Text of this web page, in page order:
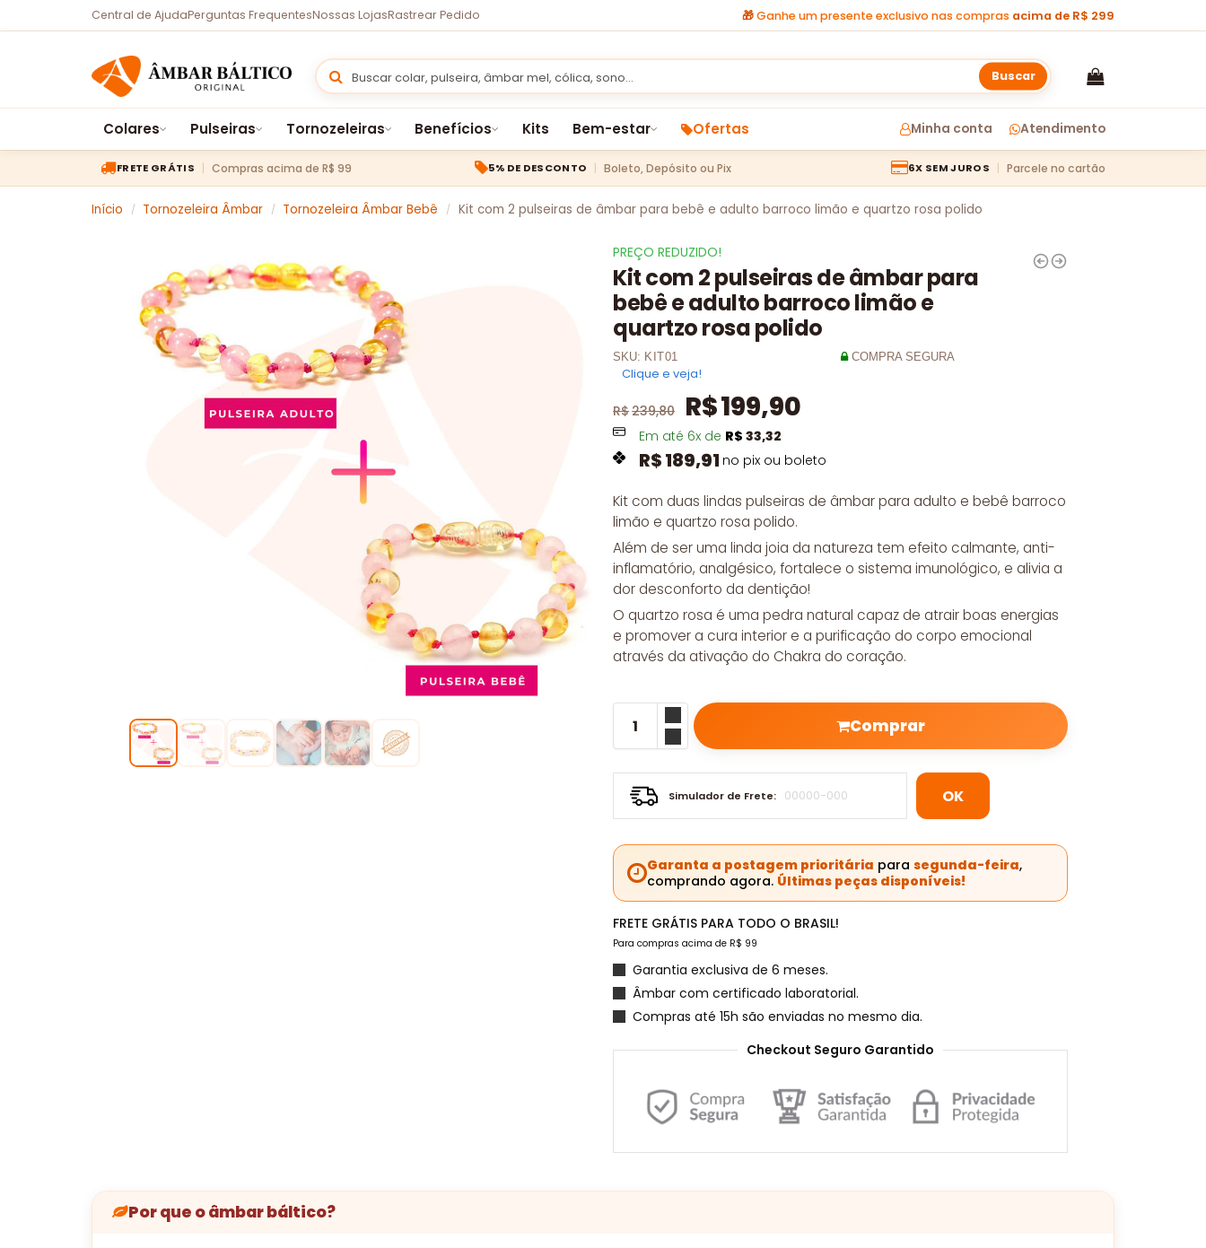
Central de AjudaPerguntas FrequentesNossas LojasRastrear Pedido 🎁Ganhe um presente exclusivo nas compras acima de R$ 299
Buscar
Colares Pulseiras Tornozeleiras Benefícios Kits Bem-estar Ofertas Minha conta Atendimento
FRETE GRÁTIS Compras acima de R$ 99 5% DE DESCONTO Boleto, Depósito ou Pix 6X SEM JUROS Parcele no cartão
Início / Tornozeleira Âmbar / Tornozeleira Âmbar Bebê / Kit com 2 pulseiras de âmbar para bebê e adulto barroco limão e quartzo rosa polido
PREÇO REDUZIDO!
Kit com 2 pulseiras de âmbar para
bebê e adulto barroco limão e
quartzo rosa polido
SKU: KIT01 COMPRA SEGURA
Clique e veja!
R$239,80 R$199,90
Em até 6x de R$ 33,32
R$189,91 no pix ou boleto
Kit com duas lindas pulseiras de âmbar para adulto e bebê barroco
limão e quartzo rosa polido.
Além de ser uma linda joia da natureza tem efeito calmante, anti-
inflamatório, analgésico, fortalece o sistema imunológico, e alivia a
dor desconforto da dentição!
O quartzo rosa é uma pedra natural capaz de atrair boas energias
e promover a cura interior e a purificação do corpo emocional
através da ativação do Chakra do coração.
Comprar
Simulador de Frete: OK
Garanta a postagem prioritária parasegunda-feira,
comprando agora. Últimas peças disponíveis!
FRETE GRÁTIS PARA TODO O BRASIL!
Para compras acima de R$ 99
Garantia exclusiva de 6 meses.
Âmbar com certificado laboratorial.
Compras até 15h são enviadas no mesmo dia.
Checkout Seguro Garantido
Por que o âmbar báltico?